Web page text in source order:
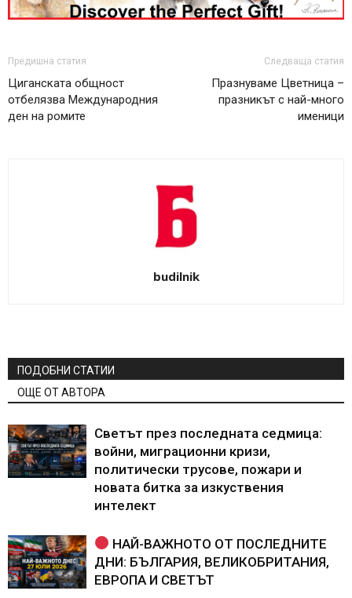
Предишна статия
Циганската общност
отбелязва Международния
ден на ромите
Следваща статия
Празнуваме Цветница –
празникът с най-много
именици
budilnik
ПОДОБНИ СТАТИИ
ОЩЕ ОТ АВТОРА
Светът през последната седмица:
войни, миграционни кризи,
политически трусове, пожари и
новата битка за изкуствения
интелект
НАЙ-ВАЖНОТО ОТ ПОСЛЕДНИТЕ
ДНИ: БЪЛГАРИЯ, ВЕЛИКОБРИТАНИЯ,
ЕВРОПА И СВЕТЪТ